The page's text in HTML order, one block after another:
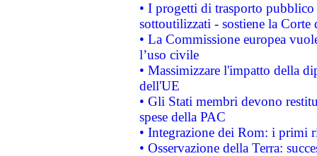
• I progetti di trasporto
sottoutilizzati - sostiene la Corte
• La Commissione europea
l’uso civile
• Massimizzare l'impatto della
dell'UE
• Gli Stati membri devono
spese della PAC
• Integrazione dei Rom: i primi
• Osservazione della Terra: